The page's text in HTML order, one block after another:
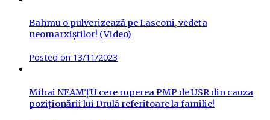
Bahmu o pulverizează pe Lasconi, vedeta
neomarxiștilor! (Video)
Posted on 13/11/2023
Mihai NEAMȚU cere ruperea PMP de USR din cauza
poziționării lui Drulă referitoare la familie!